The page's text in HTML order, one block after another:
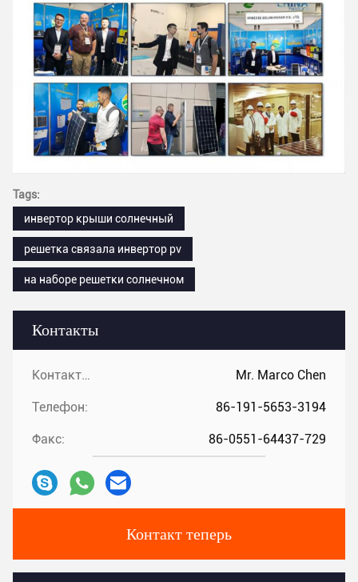
Контакты
Контакты: Mr. Marco Chen
Телефон: 86-191-5653-3194
Факс: 86-0551-64437-729
Контакт теперь
Tags:
инвертор крыши солнечный
решетка связала инвертор pv
на наборе решетки солнечном